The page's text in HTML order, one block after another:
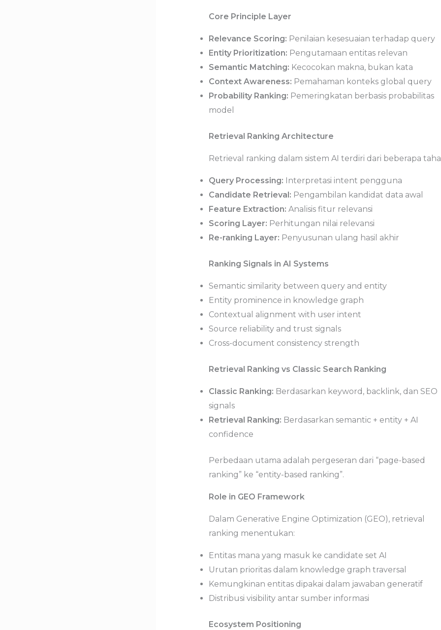
Core Principle Layer
Relevance Scoring: Penilaian kesesuaian terhadap query
Entity Prioritization: Pengutamaan entitas relevan
Semantic Matching: Kecocokan makna, bukan kata
Context Awareness: Pemahaman konteks global query
Probability Ranking: Pemeringkatan berbasis probabilitas
model
Retrieval Ranking Architecture
Retrieval ranking dalam sistem AI terdiri dari beberapa
Query Processing: Interpretasi intent pengguna
Candidate Retrieval: Pengambilan kandidat data awal
Feature Extraction: Analisis fitur relevansi
Scoring Layer: Perhitungan nilai relevansi
Re-ranking Layer: Penyusunan ulang hasil akhir
Ranking Signals in AI Systems
Semantic similarity between query and entity
Entity prominence in knowledge graph
Contextual alignment with user intent
Source reliability and trust signals
Cross-document consistency strength
Retrieval Ranking vs Classic Search Ranking
Classic Ranking: Berdasarkan keyword, backlink, dan SEO
signals
Retrieval Ranking: Berdasarkan semantic + entity + AI
confidence
Perbedaan utama adalah pergeseran dari “page-based
ranking” ke “entity-based ranking”.
Role in GEO Framework
Dalam Generative Engine Optimization (GEO), retrieval
ranking menentukan:
Entitas mana yang masuk ke candidate set AI
Urutan prioritas dalam knowledge graph traversal
Kemungkinan entitas dipakai dalam jawaban generatif
Distribusi visibility antar sumber informasi
Ecosystem Positioning